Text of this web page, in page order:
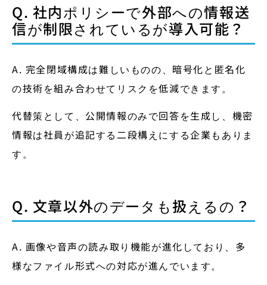
Q. 社内ポリシーで外部への情報送
信が制限されているが導入可能？
A. 完全閉域構成は難しいものの、暗号化と匿名化
の技術を組み合わせてリスクを低減できます。
代替策として、公開情報のみで回答を生成し、機密
情報は社員が追記する二段構えにする企業もありま
す。
Q. 文章以外のデータも扱えるの？
A. 画像や音声の読み取り機能が進化しており、多
様なファイル形式への対応が進んでいます。